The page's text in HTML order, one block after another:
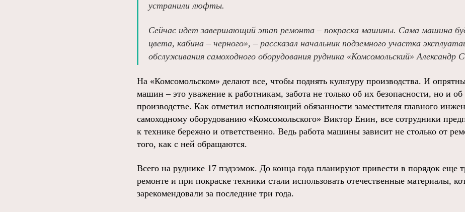
устранили люфты.
Сейчас идет завершающий этап ремонта – покраска машины. Сама машина
цвета, кабина – черного», – рассказал начальник подземного участка
обслуживания самоходного оборудования рудника «Комсомольский» Александр
На «Комсомольском» делают все, чтобы поднять культуру производства. И
машин – это уважение к работникам, забота не только об их безопасности, но и об
производстве. Как отметил исполняющий обязанности заместителя главного
самоходному оборудованию «Комсомольского» Виктор Енин, все сотрудники
к технике бережно и ответственно. Ведь работа машины зависит не столько от
того, как с ней обращаются.
Всего на руднике 17 пэдээмок. До конца года планируют привести в порядок еще
ремонте и при покраске техники стали использовать отечественные материалы,
зарекомендовали за последние три года.